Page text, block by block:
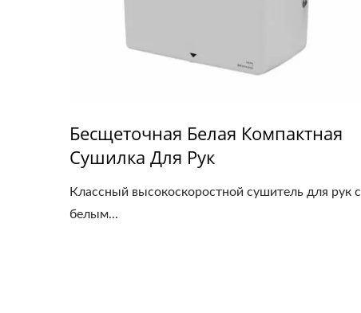
Бесщеточная Белая Компактная
Сушилка Для Рук
Классный высокоскоростной сушитель для рук с
белым...